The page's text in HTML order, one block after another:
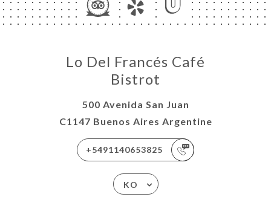
Lo Del Francés Café
Bistrot
500 Avenida San Juan
C1147 Buenos Aires Argentine
+5491140653825
KO